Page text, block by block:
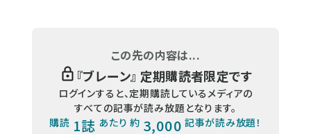
この先の内容は...
『ブレーン』 定期購読者限定です
ログインすると、定期購読しているメディアの
すべての記事が読み放題となります。
購読 1誌 あたり 約 3,000 記事が読み放題！